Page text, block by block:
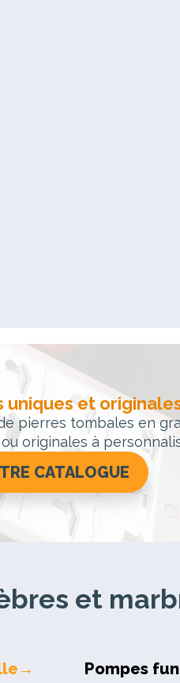
uniques et
pierres tombales en
originales à
CATALOGUE
et
Pompes